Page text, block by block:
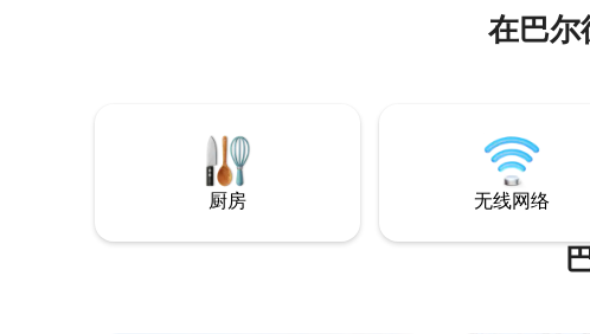
赏迷人的村庄和
发和扶手椅，非
在巴尔
厨房 无线网络